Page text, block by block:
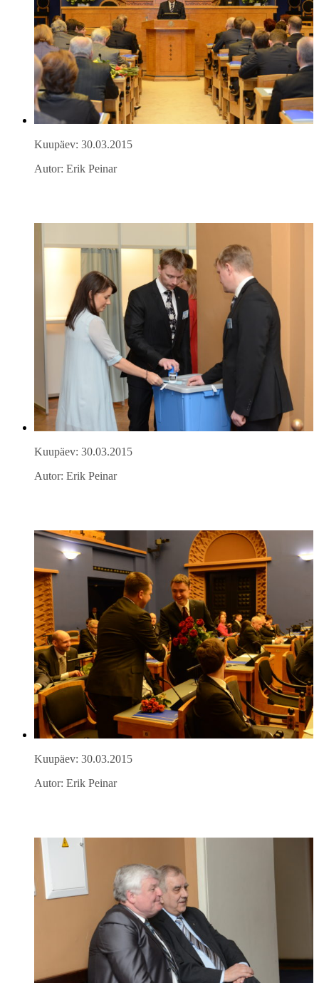
Kuupäev: 30.03.2015
Autor: Erik Peinar
Kuupäev: 30.03.2015
Autor: Erik Peinar
Kuupäev: 30.03.2015
Autor: Erik Peinar